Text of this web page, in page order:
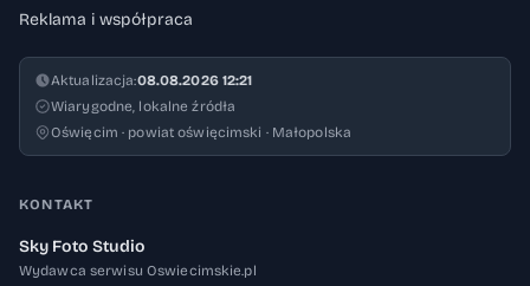
Reklama i współpraca
Aktualizacja:08.08.2026 12:21
Wiarygodne, lokalne źródła
Oświęcim · powiat oświęcimski · Małopolska
KONTAKT
Sky Foto Studio
Wydawca serwisu Oswiecimskie.pl